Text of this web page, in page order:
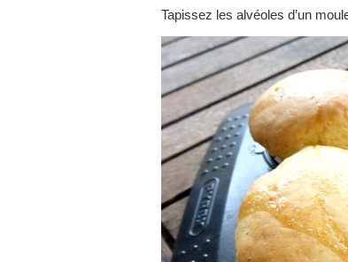
Tapissez les alvéoles d’un